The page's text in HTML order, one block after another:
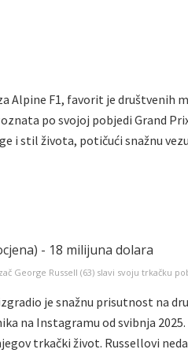
Alpine F1, favorit je društvenih
po svojoj pobjedi Grand
i stil života, potičući snažnu
George Russell (63) slavi svoju trkačku
je snažnu prisutnost na
na Instagramu od svibnja
trkački život. Russellovi